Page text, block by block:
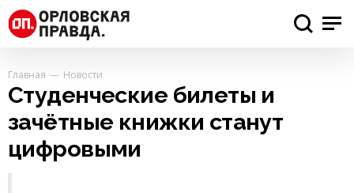
Главная Новости
Студенческие билеты и
зачётные книжки станут
цифровыми